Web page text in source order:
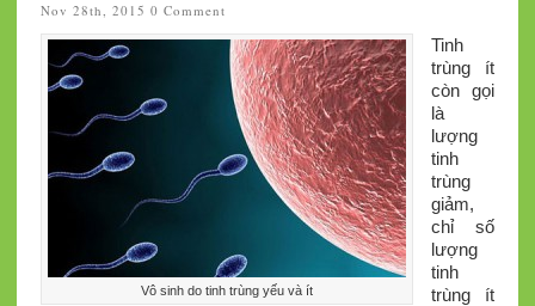
Nov 28th, 2015 0 Comment
Vô sinh do tinh trùng yếu và ít
Tinh
trùng ít
còn gọi
là
lượng
tinh
trùng
giảm,
chỉ số
lượng
tinh
trùng ít